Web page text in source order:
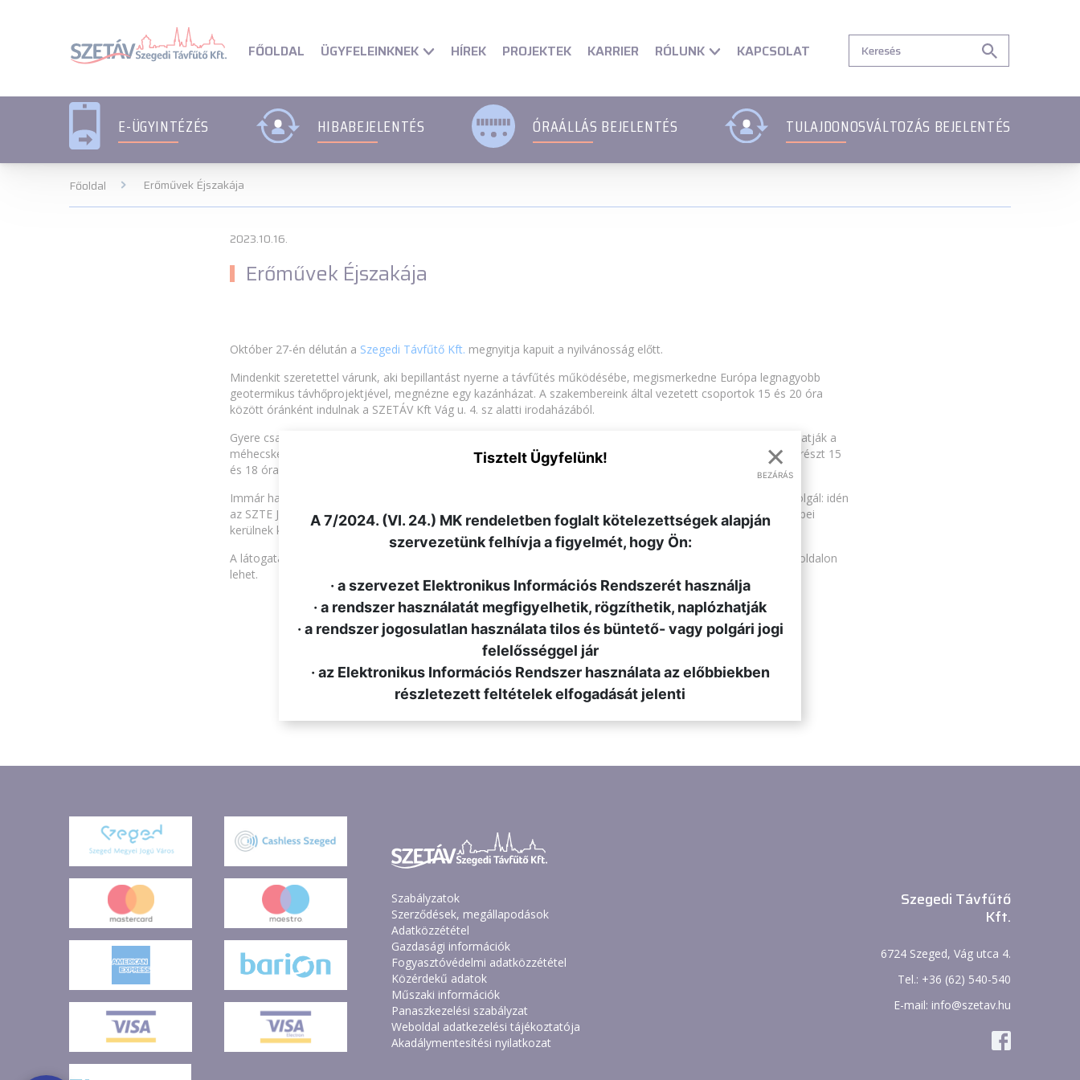
FŐOLDAL ÜGYFELEINKNEK HÍREK PROJEKTEK KARRIER RÓLUNK KAPCSOLAT
E-ÜGYINTÉZÉS HIBABEJELENTÉS ÓRAÁLLÁS BEJELENTÉS TULAJDONOSVÁLTOZÁS BEJELENTÉS
Főoldal Erőművek Éjszakája
2023.10.16.
Erőművek Éjszakája
Október 27-én délután a Szegedi Távfűtő Kft. megnyitja kapuit a nyilvánosság előtt.
Mindenkit szeretettel várunk, aki bepillantást nyerne a távfűtés működésébe, megismerkedne Európa legnagyobb
geotermikus távhőprojektjével, megnézne egy kazánházat. A szakembereink által vezetett csoportok 15 és 20 óra
között óránként indulnak a SZETÁV Kft Vág u. 4. sz alatti irodaházából.
Gyere családosan, hiszen gondoltunk a kisebbekre is: a
Egyesület vezetésével a gyerekek megtanulhatják a
méhecske táncot, megismerkedhetnek a beporzók rejtélyes életével és kézműves foglalkozásokon vehetnek részt 15
és 18 óra között.
Immár hagyomány, hogy irodaházunk általános iskolások által készített rajzok, festmények kiállítóteréül is szolgál: idén
az SZTE Juhász Gyula Gyakorló Általános és Alapfokú Művészeti Iskola Délutáni Grafika-RajzC soportjának
képei
kerülnek kiállításra a látogató térben.
A látogatás ingyenes, de regisztrációhoz kötött. Regisztrálni a
weboldalon
lehet.
VISSZA AZ ÖSSZES HÍRHEZ
×
BEZÁRÁS
Tisztelt Ügyfelünk!
A 7/2024. (VI. 24.) MK rendeletben foglalt kötelezettségek alapján
szervezetünk felhívja a figyelmét, hogy Ön:
· a szervezet Elektronikus Információs Rendszerét használja
· a rendszer használatát megfigyelhetik, rögzíthetik, naplózhatják
· a rendszer jogosulatlan használata tilos és büntető- vagy polgári jogi
felelősséggel jár
· az Elektronikus Információs Rendszer használata az előbbiekben
részletezett feltételek elfogadását jelenti
Szabályzatok
Szerződések, megállapodások
Adatközzététel
Gazdasági információk
Fogyasztóvédelmi adatközzététel
Közérdekű adatok
Műszaki információk
Panaszkezelési szabályzat
Weboldal adatkezelési tájékoztatója
Akadálymentesítési nyilatkozat
Szegedi Távfűtő
Kft.
6724 Szeged, Vág utca 4.
Tel.: +36 (62) 540-540
E-mail: info@szetav.hu